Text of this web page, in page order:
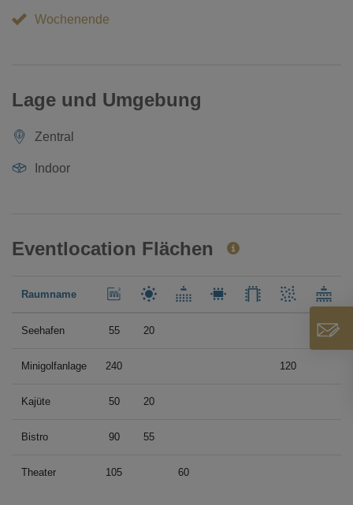
Wochenende
Lage und Umgebung
Zentral
Indoor
Eventlocation Flächen
Raumname
Seehafen 55 20
Minigolfanlage 240 120
Kajüte 50 20
Bistro 90 55
Theater 105 60